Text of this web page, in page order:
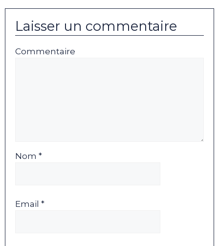
Laisser un commentaire
Commentaire
Nom *
Email *